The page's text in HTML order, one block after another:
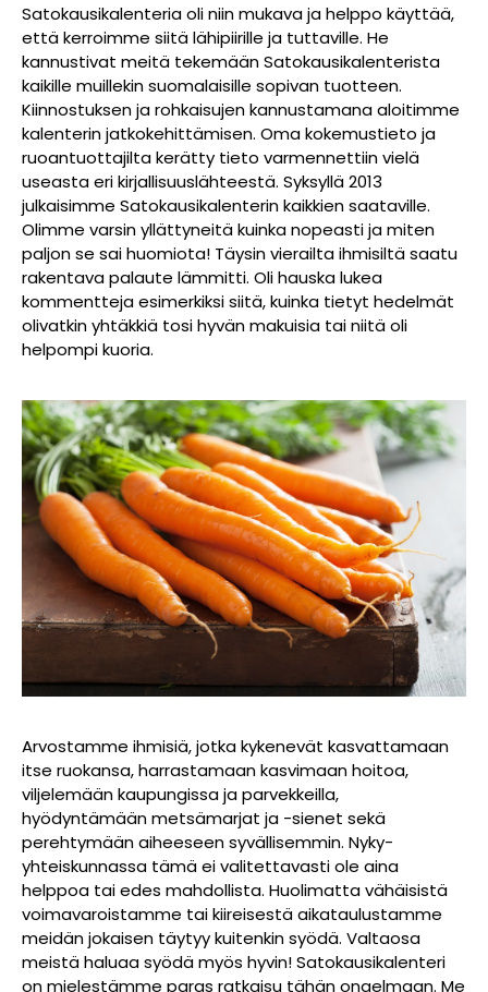
Satokausikalenteria oli niin mukava ja helppo käyttää,
että kerroimme siitä lähipiirille ja tuttaville. He
kannustivat meitä tekemään Satokausikalenterista
kaikille muillekin suomalaisille sopivan tuotteen.
Kiinnostuksen ja rohkaisujen kannustamana aloitimme
kalenterin jatkokehittämisen. Oma kokemustieto ja
ruoantuottajilta kerätty tieto varmennettiin vielä
useasta eri kirjallisuuslähteestä. Syksyllä 2013
julkaisimme Satokausikalenterin kaikkien saataville.
Olimme varsin yllättyneitä kuinka nopeasti ja miten
paljon se sai huomiota! Täysin vierailta ihmisiltä saatu
rakentava palaute lämmitti. Oli hauska lukea
kommentteja esimerkiksi siitä, kuinka tietyt hedelmät
olivatkin yhtäkkiä tosi hyvän makuisia tai niitä oli
helpompi kuoria.
Arvostamme ihmisiä, jotka kykenevät kasvattamaan
itse ruokansa, harrastamaan kasvimaan hoitoa,
viljelemään kaupungissa ja parvekkeilla,
hyödyntämään metsämarjat ja -sienet sekä
perehtymään aiheeseen syvällisemmin. Nyky-
yhteiskunnassa tämä ei valitettavasti ole aina
helppoa tai edes mahdollista. Huolimatta vähäisistä
voimavaroistamme tai kiireisestä aikataulustamme
meidän jokaisen täytyy kuitenkin syödä. Valtaosa
meistä haluaa syödä myös hyvin! Satokausikalenteri
on mielestämme paras ratkaisu tähän ongelmaan. Me